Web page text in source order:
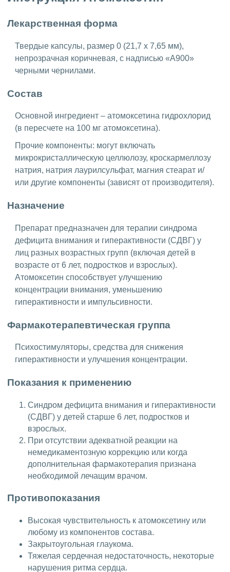
Лекарственная форма
Твердые капсулы, размер 0 (21,7 x 7,65 мм),
непрозрачная коричневая, с надписью «A900»
черными чернилами.
Состав
Основной ингредиент – атомоксетина гидрохлорид
(в пересчете на 100 мг атомоксетина).
Прочие компоненты: могут включать
микрокристаллическую целлюлозу, кроскармеллозу
натрия, натрия лаурилсульфат, магния стеарат и/
или другие компоненты (зависят от производителя).
Назначение
Препарат предназначен для терапии синдрома
дефицита внимания и гиперактивности (СДВГ) у
лиц разных возрастных групп (включая детей в
возрасте от 6 лет, подростков и взрослых).
Атомоксетин способствует улучшению
концентрации внимания, уменьшению
гиперактивности и импульсивности.
Фармакотерапевтическая группа
Психостимуляторы, средства для снижения
гиперактивности и улучшения концентрации.
Показания к применению
Синдром дефицита внимания и гиперактивности
(СДВГ) у детей старше 6 лет, подростков и
взрослых.
При отсутствии адекватной реакции на
немедикаментозную коррекцию или когда
дополнительная фармакотерапия признана
необходимой лечащим врачом.
Противопоказания
Высокая чувствительность к атомоксетину или
любому из компонентов состава.
Закрытоугольная глаукома.
Тяжелая сердечная недостаточность, некоторые
нарушения ритма сердца.